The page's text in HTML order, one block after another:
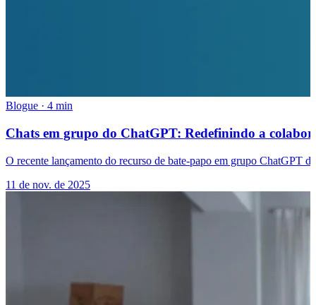
Blogue · 4 min
Chats em grupo do ChatGPT: Redefinindo a
O recente lançamento do recurso de bate-papo em grupo ChatGPT
11 de nov. de 2025